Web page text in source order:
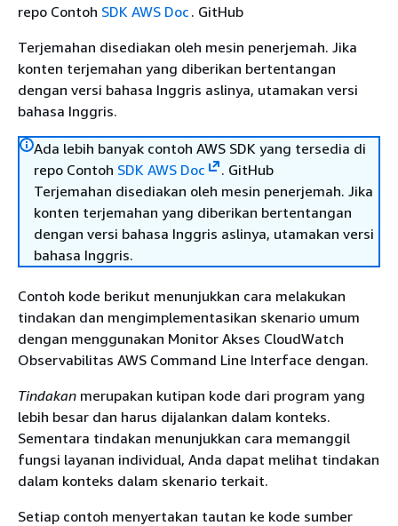
repo Contoh SDK AWS Doc . GitHub
Terjemahan disediakan oleh mesin penerjemah. Jika
konten terjemahan yang diberikan bertentangan
dengan versi bahasa Inggris aslinya, utamakan versi
bahasa Inggris.
Ada lebih banyak contoh AWS SDK yang tersedia di
repo Contoh SDK AWS Doc
. GitHub
Terjemahan disediakan oleh mesin penerjemah. Jika
konten terjemahan yang diberikan bertentangan
dengan versi bahasa Inggris aslinya, utamakan versi
bahasa Inggris.
Contoh kode berikut menunjukkan cara melakukan
tindakan dan mengimplementasikan skenario umum
dengan menggunakan Monitor Akses CloudWatch
Observabilitas AWS Command Line Interface dengan.
Tindakan merupakan kutipan kode dari program yang
lebih besar dan harus dijalankan dalam konteks.
Sementara tindakan menunjukkan cara memanggil
fungsi layanan individual, Anda dapat melihat tindakan
dalam konteks dalam skenario terkait.
Setiap contoh menyertakan tautan ke kode sumber